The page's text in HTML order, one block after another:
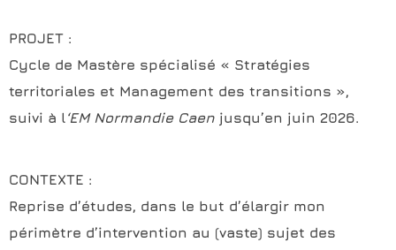
PROJET :
Cycle de Mastère spécialisé « Stratégies
territoriales et Management des transitions »,
suivi à l‘EM Normandie Caen jusqu’en juin 2026.
CONTEXTE :
Reprise d’études, dans le but d’élargir mon
périmètre d’intervention au (vaste) sujet des